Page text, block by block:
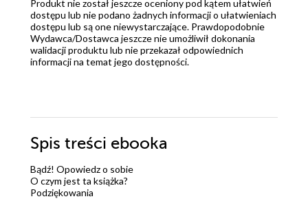
Produkt nie został jeszcze oceniony pod kątem ułatwień
dostępu lub nie podano żadnych informacji o ułatwieniach
dostępu lub są one niewystarczające. Prawdopodobnie
Wydawca/Dostawca jeszcze nie umożliwił dokonania
walidacji produktu lub nie przekazał odpowiednich
informacji na temat jego dostępności.
Spis treści ebooka
Bądź! Opowiedz o sobie
O czym jest ta książka?
Podziękowania